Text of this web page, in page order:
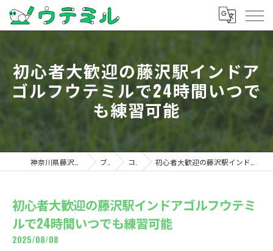
初心者大歓迎の藤沢駅インドア
ゴルフウテミルで24時間いつで
も練習可能
ブログ コラム 初心者大歓迎の藤沢駅インドアゴルフウテミルで24時間いつでも練習可能
初心者大歓迎の藤沢駅インドアゴルフウテミ
ルで24時間いつでも練習可能
2025/08/08